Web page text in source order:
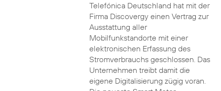
Telefónica Deutschland hat mit der
Firma Discovergy einen Vertrag zur
Ausstattung aller
Mobilfunkstandorte mit einer
elektronischen Erfassung des
Stromverbrauchs geschlossen. Das
Unternehmen treibt damit die
eigene Digitalisierung zügig voran.